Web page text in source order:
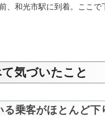
、和光市駅に到着。ここで
気づいたこと
る乗客がほとんど下